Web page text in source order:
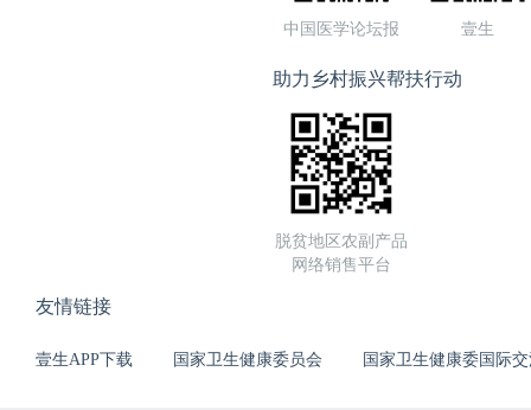
中国医学论坛报 壹生
助力乡村振兴帮扶行动
脱贫地区农副产品
网络销售平台
友情链接
壹生APP下载 国家卫生健康委员会 国家卫生健康委国际